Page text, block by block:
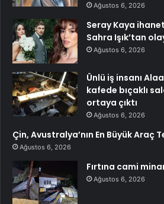
Ağustos 6, 2026
Seray Kaya
Sahra Işık’tan
Ağustos 6, 2026
Ünlü iş insanı
kafede bıçaklı
ortaya çıktı
Ağustos 6, 2026
Çin, Avustralya’nın En Büyük Araç
Ağustos 6, 2026
Fırtına cami
Ağustos 6, 2026